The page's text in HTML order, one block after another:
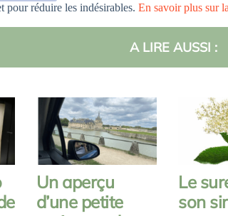
pour réduire les indésirables. En savoir plus sur
A LIRE AUSSI :
Un aperçu
d’une petite
Le
son